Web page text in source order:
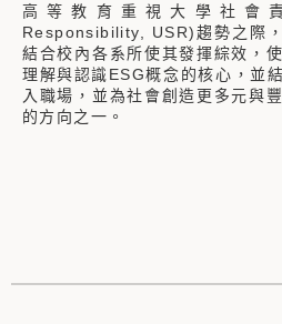
高等教育重視大學社會責
Responsibility, USR)趨勢之際
結合校內各系所使其發揮綜效，
理解與認識ESG概念的核心，並
入職場，並為社會創造更多元與
的方向之一。